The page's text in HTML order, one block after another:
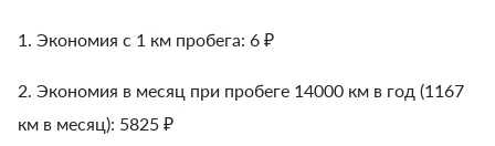
1. Экономия с 1 км пробега: 6 ₽
2. Экономия в месяц при пробеге 14000 км в год (1167
км в месяц): 5825 ₽